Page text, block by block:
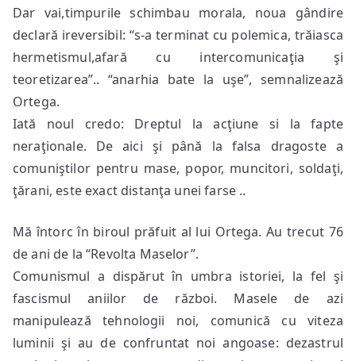
Dar vai,timpurile schimbau morala, noua gândire
declară ireversibil: “s-a terminat cu polemica, trăiasca
hermetismul,afară cu intercomunicaţia şi
teoretizarea”.. “anarhia bate la uşe”, semnalizează
Ortega.
Iată noul credo: Dreptul la acţiune si la fapte
neraţionale. De aici şi până la falsa dragoste a
comuniştilor pentru mase, popor, muncitori, soldaţi,
ţărani, este exact distanţa unei farse ..
Mă întorc în biroul prăfuit al lui Ortega. Au trecut 76
de ani de la “Revolta Maselor”.
Comunismul a dispărut în umbra istoriei, la fel şi
fascismul aniilor de război. Masele de azi
manipulează tehnologii noi, comunică cu viteza
luminii şi au de confruntat noi angoase: dezastrul